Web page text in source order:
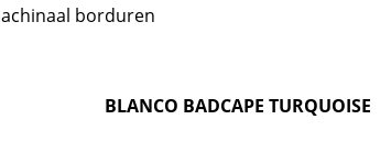
borduren
BLANCO BADCAPE TURQUOISE